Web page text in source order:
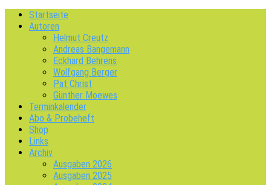
Startseite
Autoren
Helmut Creutz
Andreas Bangemann
Eckhard Behrens
Wolfgang Berger
Pat Christ
Günther Moewes
Terminkalender
Abo & Probeheft
Shop
Links
Archiv
Ausgaben 2026
Ausgaben 2025